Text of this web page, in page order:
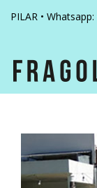
PILAR • Whatsapp: